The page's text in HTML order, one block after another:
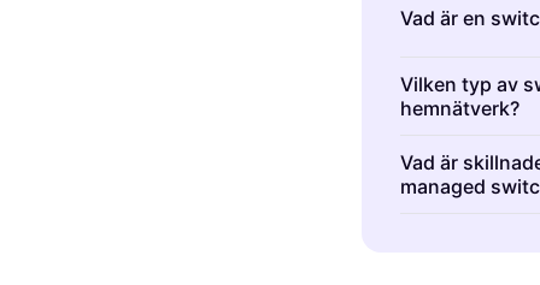
Vad är en
Switchar är
enheter i ett
dessa
nätverkets
och optimera
switch,
Vilken typ av
hemnätverk?
Switchar för
prisvärda
räcker en
Vad är
managed